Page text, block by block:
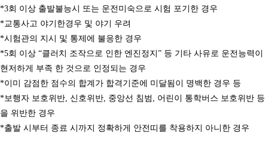
*3회 이상 출발불능시 또는 운전미숙으로 시험 포기한 경우
*교통사고 야기한경우 및 야기 우려
*시험관의 지시 및 통제에 불응한 경우
*5회 이상 “클러치 조작으로 인한 엔진정지” 등 기타 사유로 운전능력이
현저하게 부족 한 것으로 인정되는 경우
*이미 감점한 점수의 합계가 합격기준에 미달됨이 명백한 경우 등
*보행자 보호위반, 신호위반, 중앙선 침범, 어린이 통학버스 보호위반 등
을 위반한 경우
*출발 시부터 종료 시까지 정확하게 안전띠를 착용하지 아니한 경우